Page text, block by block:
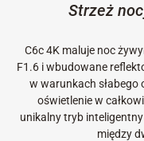
Strzeż
C6c 4K maluje noc
F1.6 i wbudowane
w warunkach słabego
oświetlenie w
unikalny tryb inteligentny
między